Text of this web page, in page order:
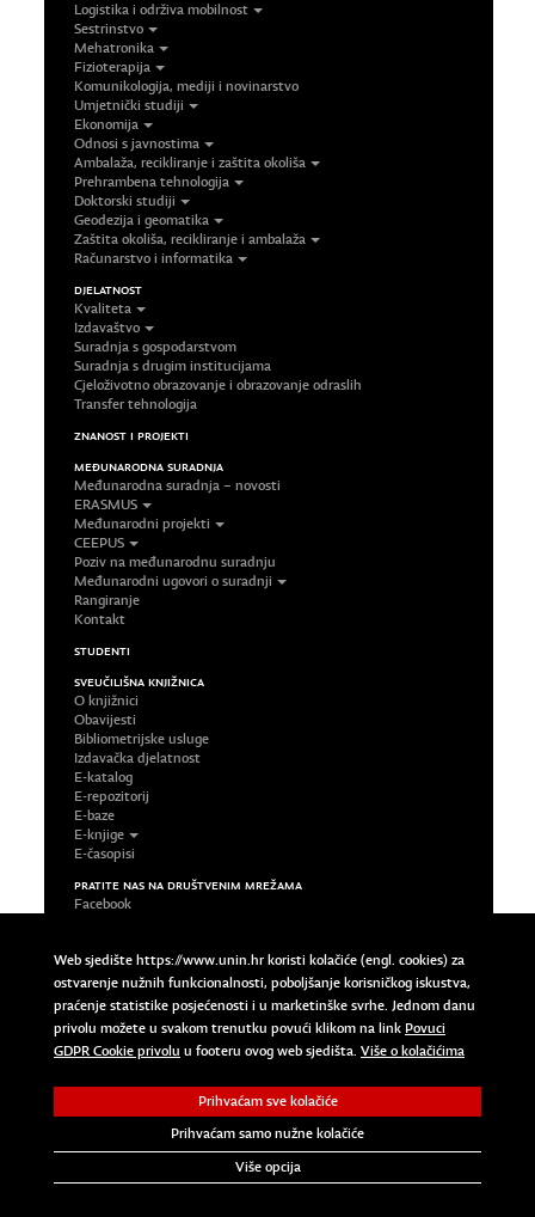
Logistika i održiva mobilnost
Sestrinstvo
Mehatronika
Fizioterapija
Komunikologija, mediji i novinarstvo
Umjetnički studiji
Ekonomija
Odnosi s javnostima
Ambalaža, recikliranje i zaštita okoliša
Prehrambena tehnologija
Doktorski studiji
Geodezija i geomatika
Zaštita okoliša, recikliranje i ambalaža
Računarstvo i informatika
DJELATNOST
Kvaliteta
Izdavaštvo
Suradnja s gospodarstvom
Suradnja s drugim institucijama
Cjeloživotno obrazovanje i obrazovanje odraslih
Transfer tehnologija
ZNANOST I PROJEKTI
MEĐUNARODNA SURADNJA
Međunarodna suradnja – novosti
ERASMUS
Međunarodni projekti
CEEPUS
Poziv na međunarodnu suradnju
Međunarodni ugovori o suradnji
Rangiranje
Kontakt
STUDENTI
SVEUČILIŠNA KNJIŽNICA
O knjižnici
Obavijesti
Bibliometrijske usluge
Izdavačka djelatnost
E-katalog
E-repozitorij
E-baze
E-knjige
E-časopisi
PRATITE NAS NA DRUŠTVENIM MREŽAMA
Facebook
Twitter
Impressum
Uvjeti korištenja
Pravila privatnosti
Povuci GDPR Cookie privolu
Copyright © 2023 Sveučilište Sjever | University North. All
Rights Reserved.
Web sjedište https://www.unin.hr koristi kolačiće (engl. cookies) za
ostvarenje nužnih funkcionalnosti, poboljšanje korisničkog iskustva,
praćenje statistike posjećenosti i u marketinške svrhe. Jednom danu
privolu možete u svakom trenutku povući klikom na link Povuci
GDPR Cookie privolu u footeru ovog web sjedišta. Više o kolačićima
Prihvaćam sve kolačiće
Prihvaćam samo nužne kolačiće
Više opcija